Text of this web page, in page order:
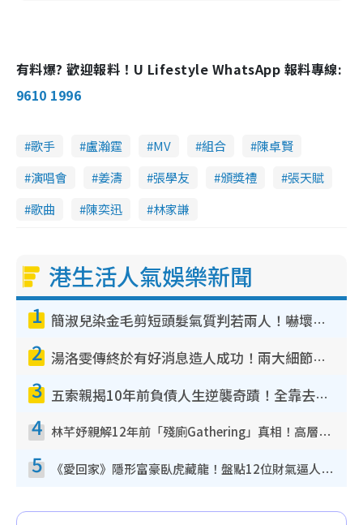
有料爆? 歡迎報料！U Lifestyle WhatsApp 報料專線:
9610 1996
歌手 盧瀚霆 MV 組合
陳卓賢
演唱會
姜濤 張學友 頒獎禮
張天賦
歌曲
陳奕迅 林家謙
港生活人氣娛樂新聞
1 簡淑兒染金毛剪短頭髮氣質判若兩人！嚇壞老公麥大力都認唔出：「你做咩事？」
2 湯洛雯傳終於有好消息造人成功！兩大細節曝孕味極濃惹猜測：大肚婆先會咁！
3 五索親揭10年前負債人生逆襲奇蹟！全靠去一地方轉運後即遇上馬先生
4 林芊妤親解12年前「殘廁Gathering」真相！高層解約一句話重創尊嚴至今拒返TVB
5 《愛回家》隱形富豪臥虎藏龍！盤點12位財氣逼人的有錢藝人：呢位靚女3億身家唔憂做